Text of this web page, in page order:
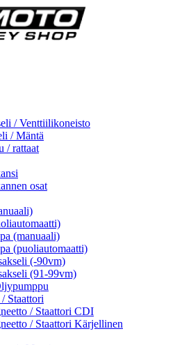
/ Venttiilikoneisto
/ Mäntä
/ rattaat
osat
(manuaali)
(puoliautomaatti)
(-90vm)
(91-99vm)
Staattori
/ Staattori CDI
/ Staattori Kärjellinen